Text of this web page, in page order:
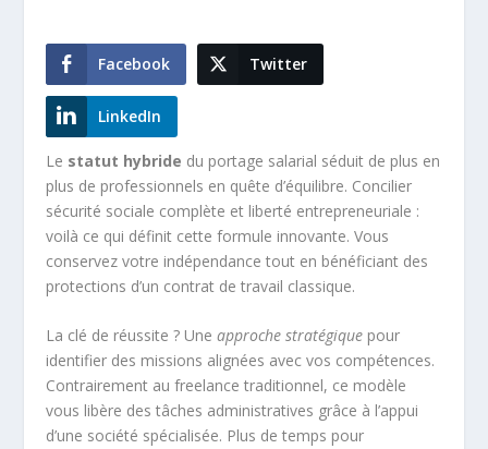
Facebook Twitter
LinkedIn
Le statut hybride du portage salarial séduit de plus en
plus de professionnels en quête d’équilibre. Concilier
sécurité sociale complète et liberté entrepreneuriale :
voilà ce qui définit cette formule innovante. Vous
conservez votre indépendance tout en bénéficiant des
protections d’un contrat de travail classique.
La clé de réussite ? Uneapproche stratégique pour
identifier des missions alignées avec vos compétences.
Contrairement au freelance traditionnel, ce modèle
vous libère des tâches administratives grâce à l’appui
d’une société spécialisée. Plus de temps pour